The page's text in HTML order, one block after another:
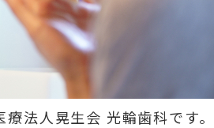
法人晃生会 光輪歯科です。